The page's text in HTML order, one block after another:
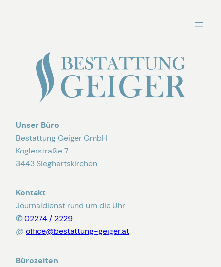
Unser Büro
Bestattung Geiger GmbH
Koglerstraße 7
3443 Sieghartskirchen
Kontakt
Journaldienst rund um die Uhr
✆02274 / 2229
@ office@bestattung-geiger.at
Bürozeiten